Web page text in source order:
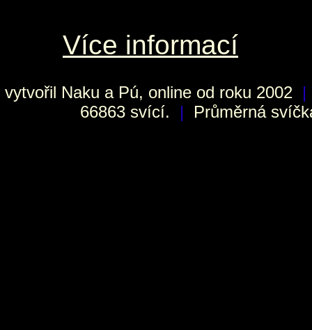
Více informací
vytvořil Naku a Pú, online od roku 2002 |
66863 svící.
| Průměrná